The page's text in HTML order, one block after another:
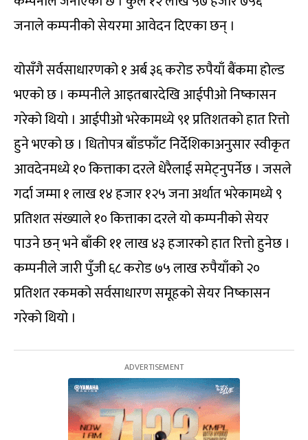
जनाले कम्पनीको सेयरमा आवेदन दिएका छन् ।
योसँगै सर्वसाधारणको १ अर्ब ३६ करोड रुपैयाँ बैंकमा होल्ड
भएको छ । कम्पनीले आइतबारदेखि आईपीओ निष्कासन
गरेको थियो । आईपीओ भरेकामध्ये ९१ प्रतिशतको हात रित्तो
हुने भएको छ । धितोपत्र बाँडफाँट निर्देशिकाअनुसार स्वीकृत
आवदेनमध्ये १० कित्ताका दरले धेरैलाई समेट्नुपर्नेछ । जसले
गर्दा जम्मा १ लाख १४ हजार १२५ जना अर्थात भरेकामध्ये ९
प्रतिशत संख्याले १० कित्ताका दरले यो कम्पनीको सेयर
पाउने छन् भने बाँकी ११ लाख ४३ हजारको हात रित्तो हुनेछ ।
कम्पनीले जारी पुँजी ६८ करोड ७५ लाख रुपैयाँको २०
प्रतिशत रकमको सर्वसाधारण समूहको सेयर निष्कासन
गरेको थियो ।